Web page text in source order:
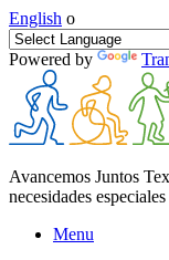
English o
Powered by
Avancemos Juntos
necesidades especiales
Menu